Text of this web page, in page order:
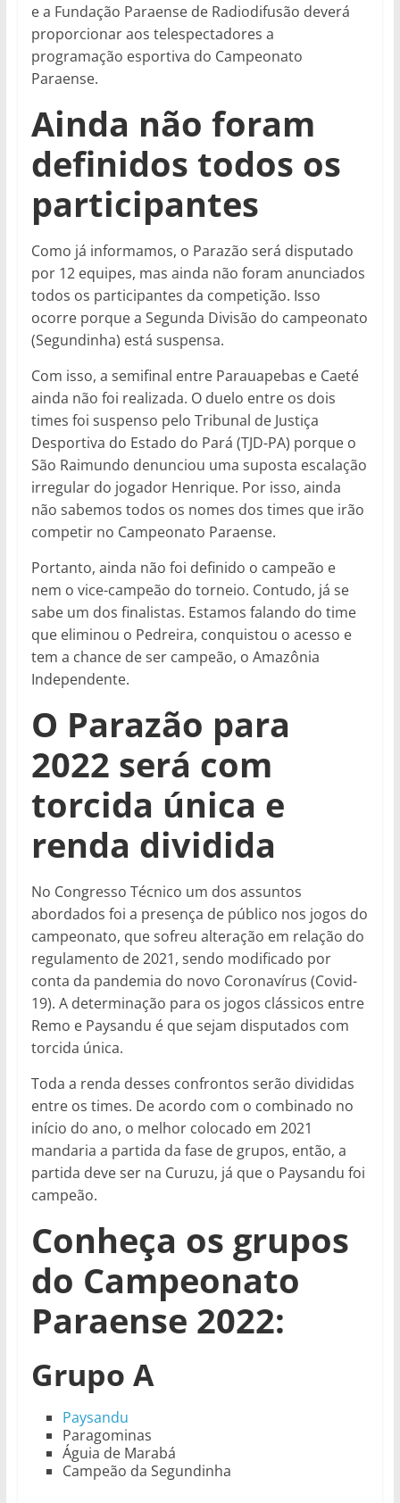
e a Fundação Paraense de Radiodifusão deverá
proporcionar aos telespectadores a
programação esportiva do Campeonato
Paraense.
Ainda não foram
definidos todos os
participantes
Como já informamos, o Parazão será disputado
por 12 equipes, mas ainda não foram anunciados
todos os participantes da competição. Isso
ocorre porque a Segunda Divisão do campeonato
(Segundinha) está suspensa.
Com isso, a semifinal entre Parauapebas e Caeté
ainda não foi realizada. O duelo entre os dois
times foi suspenso pelo Tribunal de Justiça
Desportiva do Estado do Pará (TJD-PA) porque o
São Raimundo denunciou uma suposta escalação
irregular do jogador Henrique. Por isso, ainda
não sabemos todos os nomes dos times que irão
competir no Campeonato Paraense.
Portanto, ainda não foi definido o campeão e
nem o vice-campeão do torneio. Contudo, já se
sabe um dos finalistas. Estamos falando do time
que eliminou o Pedreira, conquistou o acesso e
tem a chance de ser campeão, o Amazônia
Independente.
O Parazão para
2022 será com
torcida única e
renda dividida
No Congresso Técnico um dos assuntos
abordados foi a presença de público nos jogos do
campeonato, que sofreu alteração em relação do
regulamento de 2021, sendo modificado por
conta da pandemia do novo Coronavírus (Covid-
19). A determinação para os jogos clássicos entre
Remo e Paysandu é que sejam disputados com
torcida única.
Toda a renda desses confrontos serão divididas
entre os times. De acordo com o combinado no
início do ano, o melhor colocado em 2021
mandaria a partida da fase de grupos, então, a
partida deve ser na Curuzu, já que o Paysandu foi
campeão.
Conheça os grupos
do Campeonato
Paraense 2022:
Grupo A
Paysandu
Paragominas
Águia de Marabá
Campeão da Segundinha